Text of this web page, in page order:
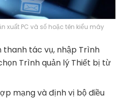
xuất PC và số hoặc tên kiểu máy
thanh tác vụ, nhập Trình
Trình quản lý Thiết bị từ
mạng và định vị bộ điều